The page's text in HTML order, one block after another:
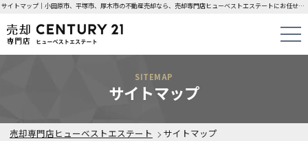
サイトマップ｜小田原市、平塚市、厚木市の不動産売却なら、売却専門店ヒューベストエステートにお任せください！
売却専門店ヒューベストエステート サイトマップ
SITEMAP
サイトマップ